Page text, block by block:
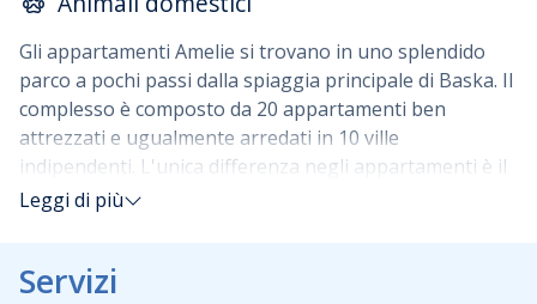
Gli appartamenti Amelie si trovano in uno splendido
parco a pochi passi dalla spiaggia principale di Baska. Il
complesso è composto da 20 appartamenti ben
attrezzati e ugualmente arredati in 10 ville
indipendenti. L'unica differenza negli appartamenti è il
colore dei divani. In alcuni appartamenti è rosso, in altri
piani: soggiorno (divano letto per due persone) con
Leggi di più
Servizi